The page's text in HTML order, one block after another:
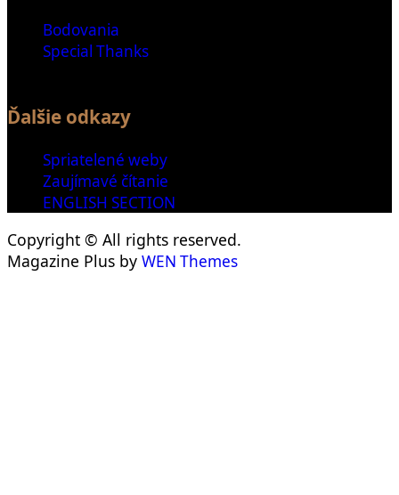
Bodovania
Special Thanks
Ďalšie odkazy
Spriatelené weby
Zaujímavé čítanie
ENGLISH SECTION
Copyright © All rights reserved.
Magazine Plus by WEN Themes